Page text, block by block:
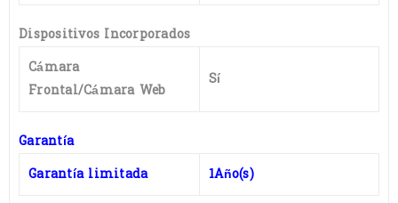
Dispositivos Incorporados
Cámara
Frontal/Cámara Web
Sí
Garantía
Garantía limitada
1Año(s)